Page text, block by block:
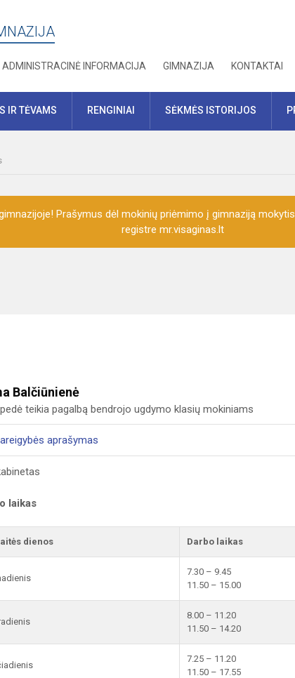
ADMINISTRACINĖ INFORMACIJA GIMNAZIJA KONTAKTAI
IR TĖVAMS RENGINIAI SĖKMĖS ISTORIJOS
Prašymus dėl mokinių priėmimo į gimnaziją
registre mr.visaginas.lt
Balčiūnienė
teikia pagalbą bendrojo ugdymo klasių mokiniams
aprašymas
laikas
dienos Darbo laikas
7.30 – 9.45
11.50 – 15.00
8.00 – 11.20
11.50 – 14.20
7.25 – 11.20
11.50 – 17.55